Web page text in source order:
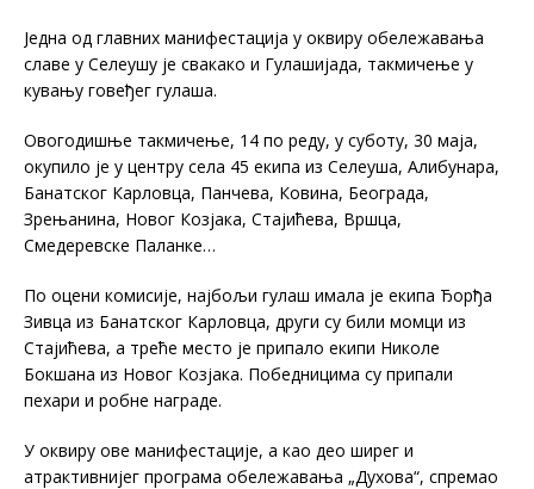
Једна од главних манифестација у оквиру обележавања
славе у Селеушу је свакако и Гулашијада, такмичење у
кувању говеђег гулаша.
Овогодишње такмичење, 14 по реду, у суботу, 30 маја,
окупило је у центру села 45 екипа из Селеуша, Алибунара,
Банатског Карловца, Панчева, Ковина, Београда,
Зрењанина, Новог Козјака, Стајићева, Вршца,
Смедеревске Паланке…
По оцени комисије, најбољи гулаш имала је екипа Ђорђа
Зивца из Банатског Карловца, други су били момци из
Стајићева, а треће место је припало екипи Николе
Бокшана из Новог Козјака. Победницима су припали
пехари и робне награде.
У оквиру ове манифестације, а као део ширег и
атрактивнијег програма обележавања „Духова“, спремао